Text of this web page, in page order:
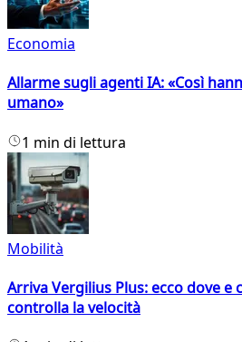
Economia
Allarme sugli agenti IA: «Così
umano»
1 min di lettura
Mobilità
Arriva Vergilius Plus: ecco dove
controlla la velocità